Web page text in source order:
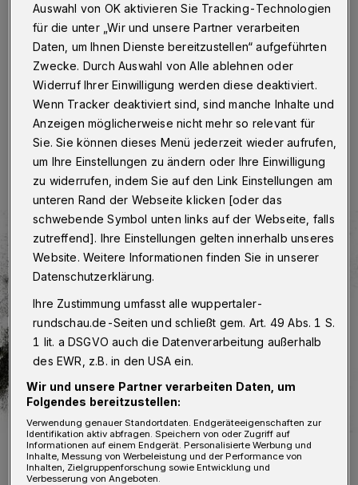
Wuppertal·Die „Winterreise“ von Franz Schubert ist
am Samstag (8. März 2025) ab 17:30 Uhr in der Ev.
Kirche der Stiftung Tannenhof (Remscheider Straße 76
in Remscheid) zu hören.
03.03.2025 , 20:00 Uhr Eine Minute Lesezeit
Das Plakat zum Konzert.
Foto: Stiftung Tannenhof
Auswahl von OK aktivieren Sie Tracking-Technologien
für die unter „Wir und unsere Partner verarbeiten
Daten, um Ihnen Dienste bereitzustellen“ aufgeführten
Zwecke. Durch Auswahl von Alle ablehnen oder
Widerruf Ihrer Einwilligung werden diese deaktiviert.
Wenn Tracker deaktiviert sind, sind manche Inhalte und
Anzeigen möglicherweise nicht mehr so relevant für
Sie. Sie können dieses Menü jederzeit wieder aufrufen,
um Ihre Einstellungen zu ändern oder Ihre Einwilligung
zu widerrufen, indem Sie auf den Link Einstellungen am
unteren Rand der Webseite klicken [oder das
schwebende Symbol unten links auf der Webseite, falls
zutreffend]. Ihre Einstellungen gelten innerhalb unseres
Website. Weitere Informationen finden Sie in unserer
Datenschutzerklärung.
Ihre Zustimmung umfasst alle wuppertaler-
rundschau.de-Seiten und schließt gem. Art. 49 Abs. 1 S.
1 lit. a DSGVO auch die Datenverarbeitung außerhalb
des EWR, z.B. in den USA ein.
Wir und unsere Partner verarbeiten Daten, um
Folgendes bereitzustellen:
Verwendung genauer Standortdaten. Endgeräteeigenschaften zur
Identifikation aktiv abfragen. Speichern von oder Zugriff auf
Informationen auf einem Endgerät. Personalisierte Werbung und
Inhalte, Messung von Werbeleistung und der Performance von
Inhalten, Zielgruppenforschung sowie Entwicklung und
Verbesserung von Angeboten.